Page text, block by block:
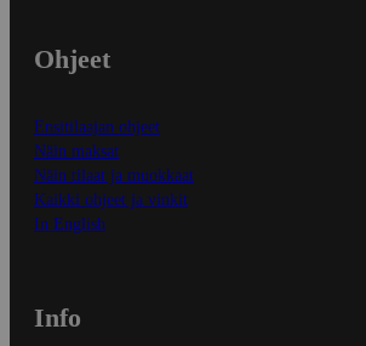
Ohjeet
Ensitilaajan ohjeet
Näin maksat
Näin tilaat ja muokkaat
Kaikki ohjeet ja vinkit
In English
Info